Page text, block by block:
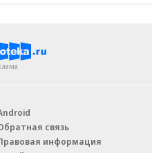
связь
информация